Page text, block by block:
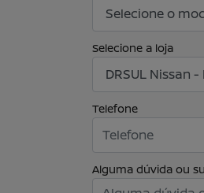
Selecione a loja
Telefone
Alguma dúvida ou